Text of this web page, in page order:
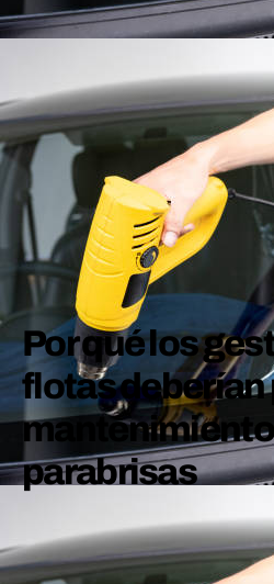
Por qué los
flotas deberían
parabrisas